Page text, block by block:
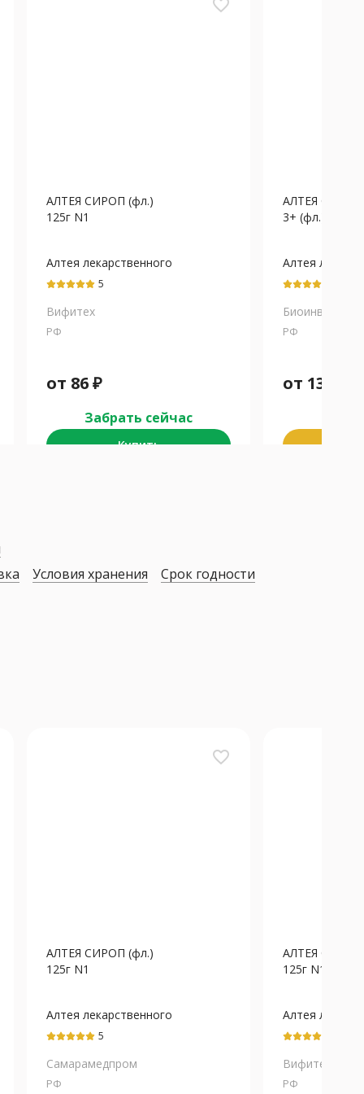
favorite_border
АЛТЕЯ СИРОП (фл.)
125г N1
Алтея лекарственного
корней экстракт
5
Вифитех
РФ
от 86₽
Забрать сейчас
Купить
АЛТЕЯ СИРОП
3+ (фл.)
Алтея
корней
Биоинвентика
РФ
от 131
Условия хранения Срок годности
favorite_border
АЛТЕЯ СИРОП (фл.)
125г N1
Алтея лекарственного
корней экстракт
5
Самарамедпром
РФ
АЛТЕЯ СИРОП
125г N1
Алтея
корней
Вифитех
РФ